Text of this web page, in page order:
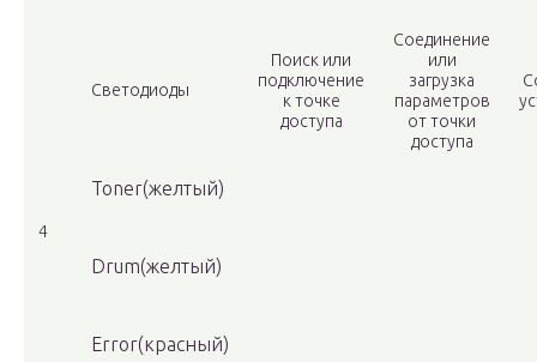
4
Светодиоды
Поиск или
подключение
к точке
доступа
Соединение
или
загрузка
параметров
от точки
доступа
Toner(желтый)
Drum(желтый)
Error(красный)